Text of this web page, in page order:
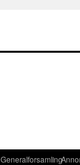
Generalforsamling